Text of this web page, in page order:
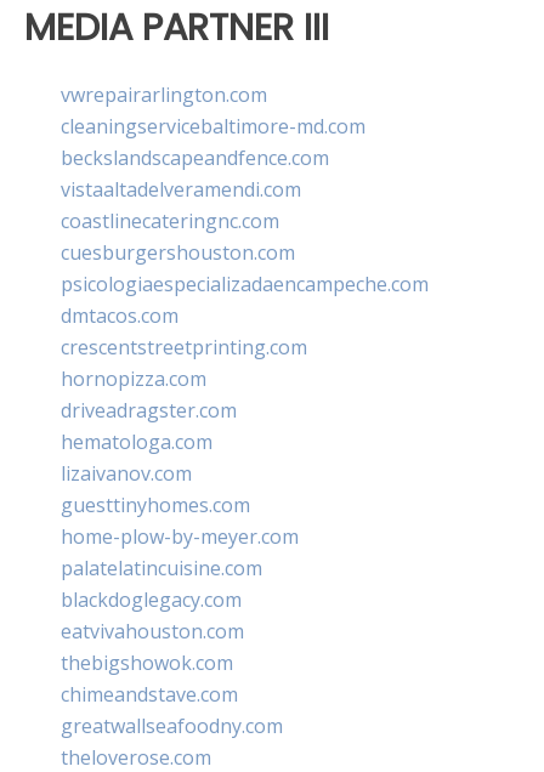
MEDIA PARTNER III
vwrepairarlington.com
cleaningservicebaltimore-md.com
beckslandscapeandfence.com
vistaaltadelveramendi.com
coastlinecateringnc.com
cuesburgershouston.com
psicologiaespecializadaencampeche.com
dmtacos.com
crescentstreetprinting.com
hornopizza.com
driveadragster.com
hematologa.com
lizaivanov.com
guesttinyhomes.com
home-plow-by-meyer.com
palatelatincuisine.com
blackdoglegacy.com
eatvivahouston.com
thebigshowok.com
chimeandstave.com
greatwallseafoodny.com
theloverose.com